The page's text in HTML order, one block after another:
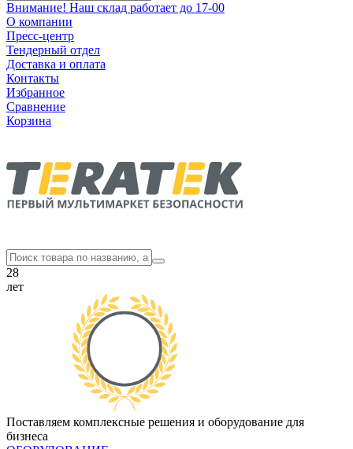
Внимание! Наш склад работает до 17-00
О компании
Пресс-центр
Тендерный отдел
Доставка и оплата
Контакты
Избранное
Сравнение
Корзина
28
лет
Поставляем комплексные решения и оборудование для
бизнеса